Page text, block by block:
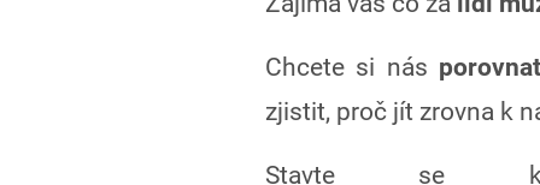
Chcete si nás
zjistit, proč jít zrovna k
Stavte se